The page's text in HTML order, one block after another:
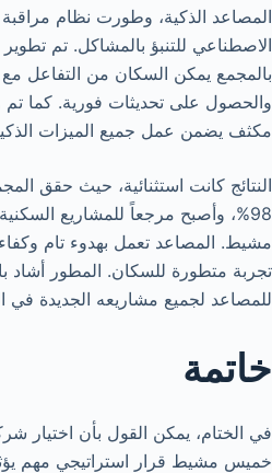
المصاعد الذكية، وطورت نظام
الاصطناعي للتنبؤ بالمشاكل. تم
بالمجمع يمكن السكان من التفاعل
والحصول على تحديثات فورية. كما تم
مكثف يضمن عمل جميع الميزات
النتائج كانت استثنائية، حيث حقق
98%، وأصبح مرجعاً للمشاريع
مشيط. المصاعد تعمل بهدوء تام
تجربة متطورة للسكان. المطور أشاد
للمصاعد لجميع مشاريعه الجديدة في
خاتمة
في الختام، يمكن القول بأن اختيار
خميس مشيط قرار استراتيجي مهم